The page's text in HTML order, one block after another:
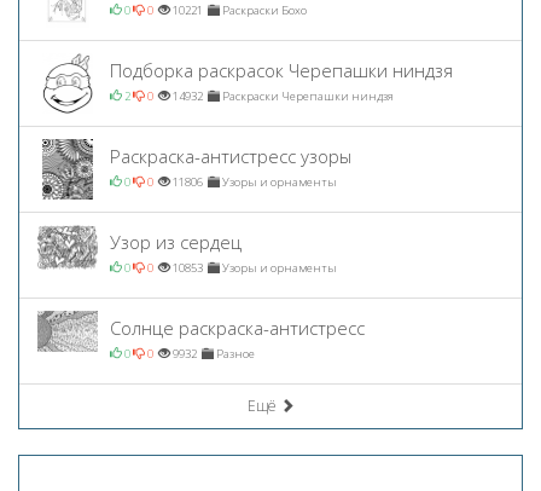
0 0 10221 Раскраски Бохо
Подборка раскрасок Черепашки ниндзя
2 0 14932 Раскраски Черепашки ниндзя
Раскраска-антистресс узоры
0 0 11806 Узоры и орнаменты
Узор из сердец
0 0 10853 Узоры и орнаменты
Солнце раскраска-антистресс
0 0 9932 Разное
Ещё